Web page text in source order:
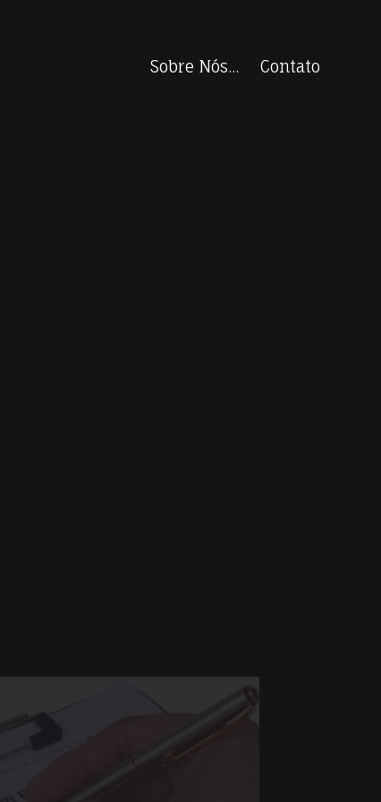
Sobre Nós... Contato